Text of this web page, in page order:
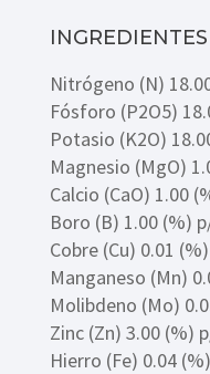
Nitrógeno (N)
Fósforo (P2O5)
Potasio (K2O)
Magnesio (MgO)
Calcio (CaO) 1.00
Boro (B) 1.00 (%)
Cobre (Cu) 0.01
Manganeso (Mn)
Molibdeno (Mo)
Zinc (Zn) 3.00 (%)
Hierro (Fe) 0.04